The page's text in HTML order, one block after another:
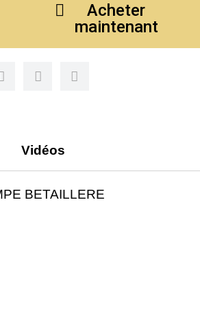
Acheter
maintenant
Vidéos
BETAILLERE